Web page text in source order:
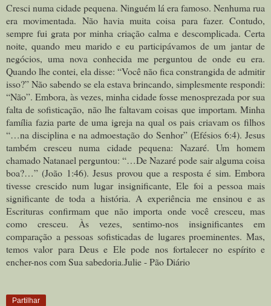
Cresci numa cidade pequena. Ninguém lá era famoso. Nenhuma rua
era movimentada. Não havia muita coisa para fazer. Contudo,
sempre fui grata por minha criação calma e descomplicada. Certa
noite, quando meu marido e eu participávamos de um jantar de
negócios, uma nova conhecida me perguntou de onde eu era.
Quando lhe contei, ela disse: “Você não fica constrangida de admitir
isso?” Não sabendo se ela estava brincando, simplesmente respondi:
“Não”. Embora, às vezes, minha cidade fosse menosprezada por sua
falta de sofisticação, não lhe faltavam coisas que importam. Minha
família fazia parte de uma igreja na qual os pais criavam os filhos
“…na disciplina e na admoestação do Senhor” (Efésios 6:4). Jesus
também cresceu numa cidade pequena: Nazaré. Um homem
chamado Natanael perguntou: “…De Nazaré pode sair alguma coisa
boa?…” (João 1:46). Jesus provou que a resposta é sim. Embora
tivesse crescido num lugar insignificante, Ele foi a pessoa mais
significante de toda a história. A experiência me ensinou e as
Escrituras confirmam que não importa onde você cresceu, mas
como cresceu. Às vezes, sentimo-nos insignificantes em
comparação a pessoas sofisticadas de lugares proeminentes. Mas,
temos valor para Deus e Ele pode nos fortalecer no espírito e
encher-nos com Sua sabedoria.Julie - Pão Diário
Partilhar